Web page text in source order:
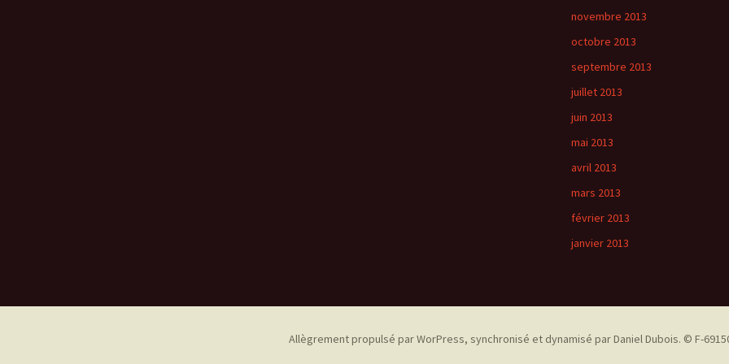
novembre 2013
octobre 2013
septembre 2013
juillet 2013
juin 2013
mai 2013
avril 2013
mars 2013
février 2013
janvier 2013
Allègrement propulsé par WorPress, synchronisé et dynamisé par Daniel Dubois. © F-